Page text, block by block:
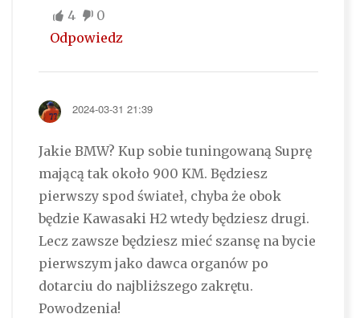
4
0
Odpowiedz
2024-03-31 21:39
Jakie BMW? Kup sobie tuningowaną Suprę
mającą tak około 900 KM. Będziesz
pierwszy spod świateł, chyba że obok
będzie Kawasaki H2 wtedy będziesz drugi.
Lecz zawsze będziesz mieć szansę na bycie
pierwszym jako dawca organów po
dotarciu do najbliższego zakrętu.
Powodzenia!